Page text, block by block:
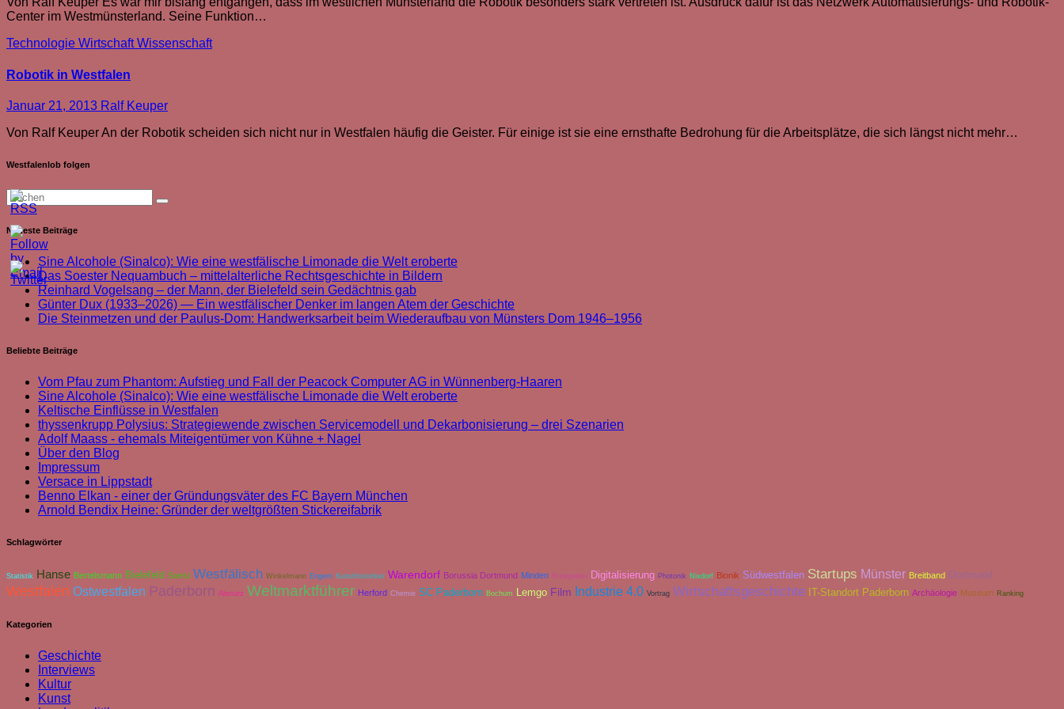
Center im Westmünsterland. Seine Funktion…
Technologie WirtschaftWissenschaft
Robotik in Westfalen
Januar 21, 2013 Ralf Keuper
Von Ralf Keuper An der Robotik scheiden sich nicht nur in Westfalen häufig die Geister. Für einige ist sie eine ernsthafte Bedrohung für die Arbeitsplätze, die sich längst nicht mehr…
Westfalenlob folgen
Neueste Beiträge
Sine Alcohole (Sinalco): Wie eine westfälische Limonade die Welt eroberte
Das Soester Nequambuch – mittelalterliche Rechtsgeschichte in Bildern
Reinhard Vogelsang – der Mann, der Bielefeld sein Gedächtnis gab
Günter Dux (1933–2026) — Ein westfälischer Denker im langen Atem der Geschichte
Die Steinmetzen und der Paulus-Dom: Handwerksarbeit beim Wiederaufbau von Münsters Dom 1946–1956
Beliebte Beiträge
Vom Pfau zum Phantom: Aufstieg und Fall der Peacock Computer AG in Wünnenberg-Haaren
Sine Alcohole (Sinalco): Wie eine westfälische Limonade die Welt eroberte
Keltische Einflüsse in Westfalen
thyssenkrupp Polysius: Strategiewende zwischen Servicemodell und Dekarbonisierung – drei Szenarien
Adolf Maass - ehemals Miteigentümer von Kühne + Nagel
Über den Blog
Impressum
Versace in Lippstadt
Benno Elkan - einer der Gründungsväter des FC Bayern München
Arnold Bendix Heine: Gründer der weltgrößten Stickereifabrik
Schlagwörter
Statistik Hanse Bertelsmann Bielefeld Soest Westfälisch Winkelmann Engern Kunsthistoriker Warendorf Borussia Dortmund Minden Ruhrgebiet Digitalisierung Photonik Nixdorf Bionik Südwestfalen Startups Münster Breitband Dortmund
Westfalen Ostwestfalen Paderborn Absturz Weltmarktführer Herford Chemie SC Paderborn Bochum Lemgo Film Industrie 4.0 Vortrag Wirtschaftsgeschichte IT-Standort Paderborn Archäologie Museum Ranking
Kategorien
Geschichte
Interviews
Kultur
Kunst